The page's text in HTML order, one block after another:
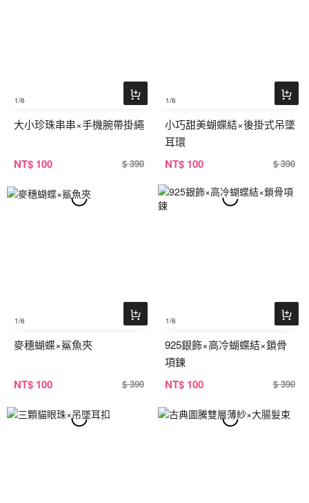
1/6
大小珍珠串串×手機腕帶掛繩
NT$ 100 $ 390
1/6
小巧甜美蝴蝶結×後掛式吊墜
耳環
NT$ 100 $ 390
1/6
麥穗蝴蝶×鯊魚夾
NT$ 100 $ 390
1/6
925銀飾×高冷蝴蝶結×鎖骨
項鍊
NT$ 100 $ 390